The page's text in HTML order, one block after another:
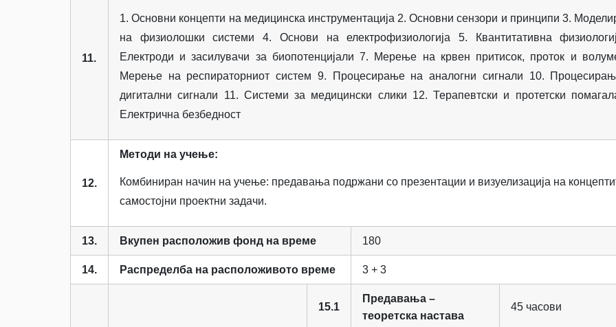
11.
1. Основни концепти на медицинска инструментација 2. Основни сензори и принципи 3.
на физиолошки системи 4. Основи на електрофизиологија 5. Квантитативна
Електроди и засилувачи за биопотенцијали 7. Мерење на крвен притисок, проток и
Мерење на респираторниот систем 9. Процесирање на аналогни сигнали 10.
дигитални сигнали 11. Системи за медицински слики 12. Терапевтски и протетски
Електрична безбедност
12.
Методи на учење:
Комбиниран начин на учење: предавања подржани со презентации и визуелизација на
самостојни проектни задачи.
13. Вкупен расположив фонд на време 180
14. Распределба на расположивото време 3 + 3
15.1
Предавања –
теоретска настава
45 часови